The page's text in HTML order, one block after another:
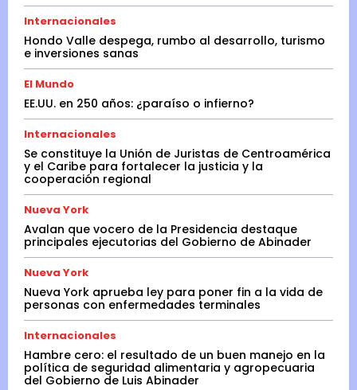
Internacionales
Hondo Valle despega, rumbo al desarrollo, turismo
e inversiones sanas
El Mundo
EE.UU. en 250 años: ¿paraíso o infierno?
Internacionales
Se constituye la Unión de Juristas de Centroamérica
y el Caribe para fortalecer la justicia y la
cooperación regional
Nueva York
Avalan que vocero de la Presidencia destaque
principales ejecutorias del Gobierno de Abinader
Nueva York
Nueva York aprueba ley para poner fin a la vida de
personas con enfermedades terminales
Internacionales
Hambre cero: el resultado de un buen manejo en la
política de seguridad alimentaria y agropecuaria
del Gobierno de Luis Abinader